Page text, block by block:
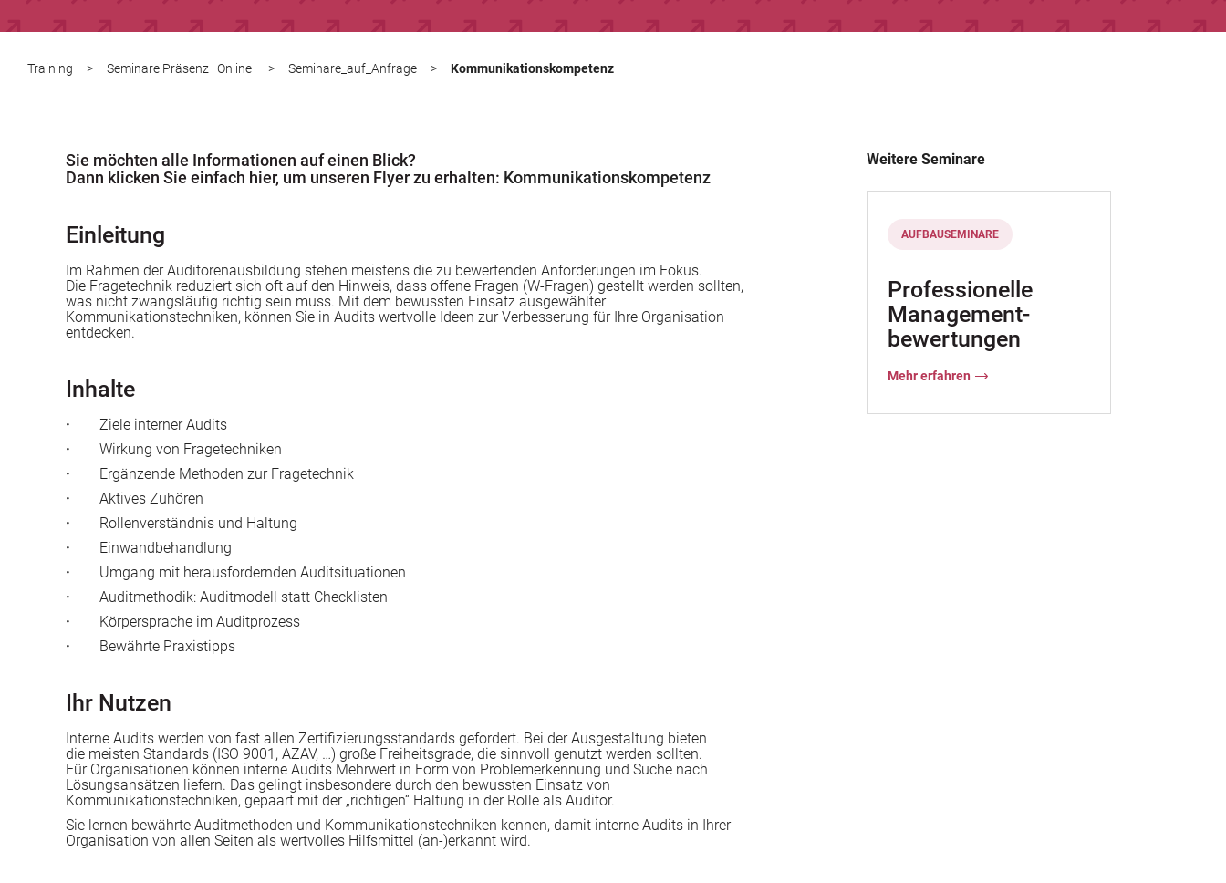
Training > Seminare Präsenz | Online > Seminare_auf_Anfrage > Kommunikationskompetenz
Sie möchten alle Informationen auf einen Blick?
Dann klicken Sie einfach hier, um unseren Flyer zu erhalten: Kommunikationskompetenz
Einleitung
Im Rahmen der Auditorenausbildung stehen meistens die zu bewertenden Anforderungen im Fokus.
Die Fragetechnik reduziert sich oft auf den Hinweis, dass offene Fragen (W-Fragen) gestellt werden sollten,
was nicht zwangsläufig richtig sein muss. Mit dem bewussten Einsatz ausgewählter
Kommunikationstechniken, können Sie in Audits wertvolle Ideen zur Verbesserung für Ihre Organisation
entdecken.
Inhalte
·
Ziele interner Audits
·
Wirkung von Fragetechniken
·
Ergänzende Methoden zur Fragetechnik
·
Aktives Zuhören
·
Rollenverständnis und Haltung
·
Einwandbehandlung
·
Umgang mit herausfordernden Auditsituationen
·
Auditmethodik: Auditmodell statt Checklisten
·
Körpersprache im Auditprozess
·
Bewährte Praxistipps
Ihr Nutzen
Interne Audits werden von fast allen Zertifizierungsstandards gefordert. Bei der Ausgestaltung bieten
die meisten Standards (ISO 9001, AZAV, …) große Freiheitsgrade, die sinnvoll genutzt werden sollten.
Für Organisationen können interne Audits Mehrwert in Form von Problemerkennung und Suche nach
Lösungsansätzen liefern. Das gelingt insbesondere durch den bewussten Einsatz von
Kommunikationstechniken, gepaart mit der „richtigen“ Haltung in der Rolle als Auditor.
Sie lernen bewährte Auditmethoden und Kommunikationstechniken kennen, damit interne Audits in Ihrer
Organisation von allen Seiten als wertvolles Hilfsmittel (an-)erkannt wird.
Weitere Seminare
AUFBAUSEMINARE
Professionelle
Management-
bewertungen
Mehr erfahren